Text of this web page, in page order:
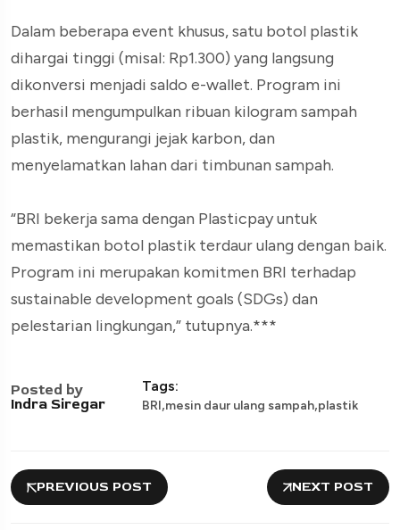
Dalam beberapa event khusus, satu botol plastik
dihargai tinggi (misal: Rp1.300) yang langsung
dikonversi menjadi saldo e-wallet. Program ini
berhasil mengumpulkan ribuan kilogram sampah
plastik, mengurangi jejak karbon, dan
menyelamatkan lahan dari timbunan sampah.
“BRI bekerja sama dengan Plasticpay untuk
memastikan botol plastik terdaur ulang dengan baik.
Program ini merupakan komitmen BRI terhadap
sustainable development goals (SDGs) dan
pelestarian lingkungan,” tutupnya.***
Posted by
Indra Siregar
Tags:
BRI,mesin daur ulang sampah,plastik
PREVIOUS POST NEXT POST